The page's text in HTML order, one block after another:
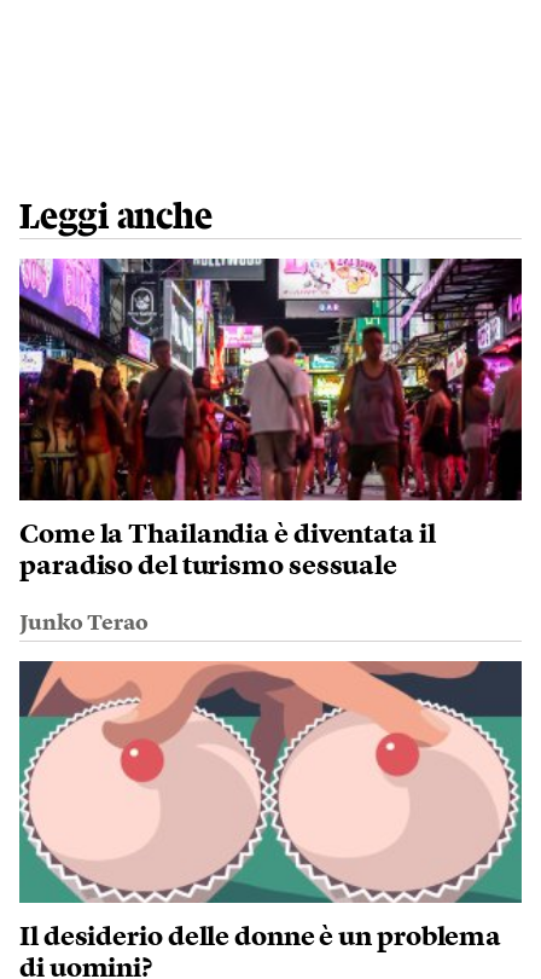
Leggi anche
Come la Thailandia è diventata il
paradiso del turismo sessuale
Junko Terao
Il desiderio delle donne è un problema
di uomini?